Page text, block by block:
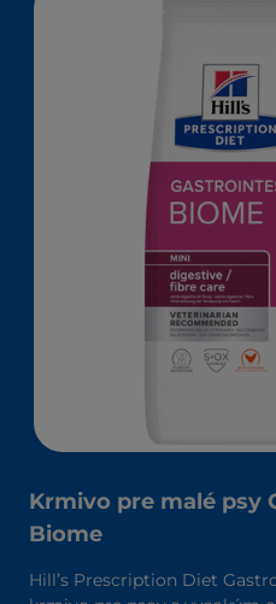
problémy tráviaceho traktu.
Krmivo pre malé psy
Biome
Hill’s Prescription Diet